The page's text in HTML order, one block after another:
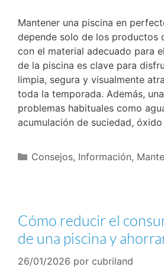
Mantener una piscina en
depende solo de los productos
con el material adecuado para
de la piscina es clave para
limpia, segura y visualmente
toda la temporada. Además,
problemas habituales como
acumulación de suciedad,
Consejos, Información,
Cómo reducir el
de una piscina y
26/01/2026 por cubriland